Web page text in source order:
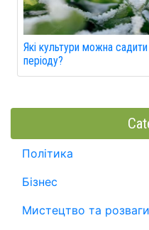
Які культури можна
періоду?
Політика
Бізнес
Мистецтво та розваги